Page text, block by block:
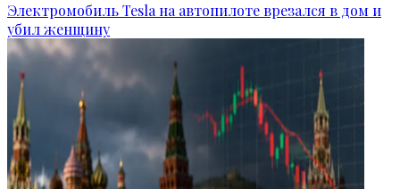
Электромобиль Tesla на автопилоте врезался в дом и
убил женщину